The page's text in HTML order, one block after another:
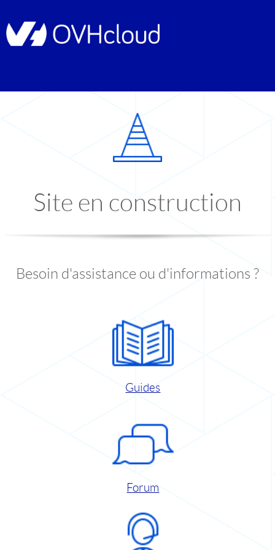
Site en construction
Besoin d'assistance ou d'informations ?
Guides
Forum